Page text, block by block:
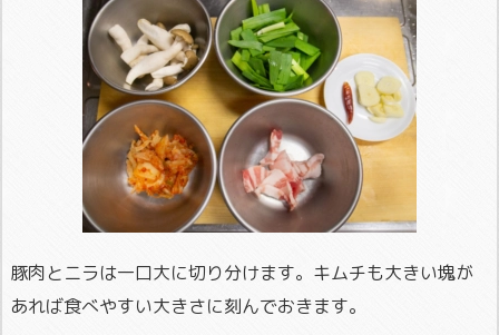
豚肉とニラは一口大に切り分けます。キムチも大きい塊が
あれば食べやすい大きさに刻んでおきます。